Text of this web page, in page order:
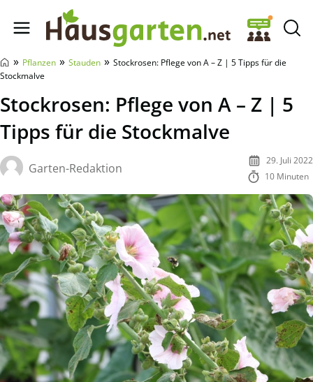
Hausgarten.net
» Pflanzen » Stauden » Stockrosen: Pflege von A – Z | 5 Tipps für die
Stockmalve
Stockrosen: Pflege von A – Z | 5
Tipps für die Stockmalve
Garten-Redaktion
29. Juli 2022
10 Minuten